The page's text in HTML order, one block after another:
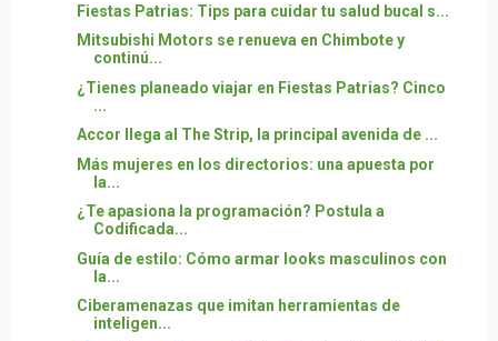
Fiestas Patrias: Tips para cuidar tu salud bucal s...
Mitsubishi Motors se renueva en Chimbote y
continú...
¿Tienes planeado viajar en Fiestas Patrias? Cinco
...
Accor llega al The Strip, la principal avenida de ...
Más mujeres en los directorios: una apuesta por
la...
¿Te apasiona la programación? Postula a
Codificada...
Guía de estilo: Cómo armar looks masculinos con
la...
Ciberamenazas que imitan herramientas de
inteligen...